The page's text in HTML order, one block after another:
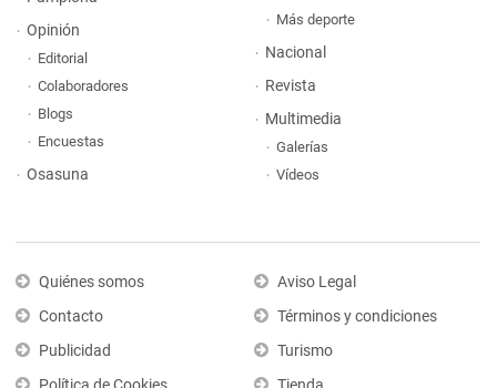
Opinión
Editorial
Colaboradores
Blogs
Encuestas
Osasuna
Más deporte
Nacional
Revista
Multimedia
Galerías
Vídeos
Quiénes somos
Contacto
Publicidad
Aviso Legal
Términos y condiciones
Turismo